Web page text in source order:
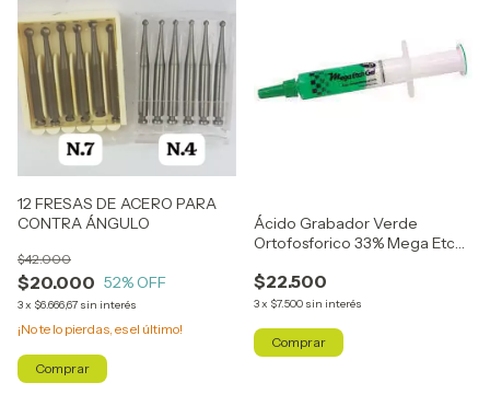
12 FRESAS DE ACERO PARA
CONTRA ÁNGULO
$20.000
$42.000
52% OFF
3x $6.666,67 sin interés
¡No te lo pierdas, es el último!
Ácido Grabador Verde
Ortofosforico 33% Mega Etch
$22.500
3x $7.500 sin interés